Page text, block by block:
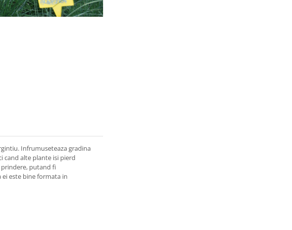
Infrumuseteaza gradina
cand alte plante isi pierd
prindere, putand fi
este bine formata in